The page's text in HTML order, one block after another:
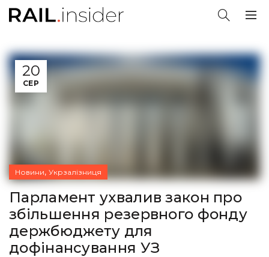
20
СЕР
Новини, Укрзалізниця
Парламент ухвалив закон про
збільшення резервного фонду
держбюджету для
дофінансування УЗ